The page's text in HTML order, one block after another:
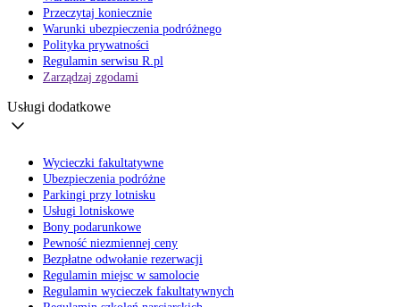
Przeczytaj koniecznie
Warunki ubezpieczenia podróżnego
Polityka prywatności
Regulamin serwisu R.pl
Zarządzaj zgodami
Usługi dodatkowe
Wycieczki fakultatywne
Ubezpieczenia podróżne
Parkingi przy lotnisku
Usługi lotniskowe
Bony podarunkowe
Pewność niezmiennej ceny
Bezpłatne odwołanie rezerwacji
Regulamin miejsc w samolocie
Regulamin wycieczek fakultatywnych